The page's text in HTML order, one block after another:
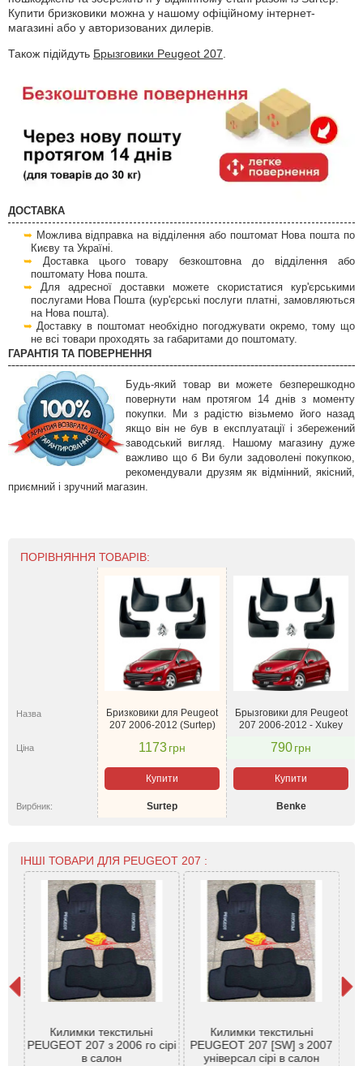
Купити бризковики можна у нашому офіційному інтернет-
магазині або у авторизованих дилерів.
Також підійдуть Брызговики Peugeot 207
ДОСТАВКА
Можлива відправка на відділення або поштомат Нова пошта по
Києву та Україні.
Доставка цього товару безкоштовна до відділення або
поштомату Нова пошта.
Для адресної доставки можете скористатися кур'єрськими
послугами Нова Пошта (кур'єрські послуги платні, замовляються
на Нова пошта).
Доставку в поштомат необхідно погоджувати окремо, тому що
не всі товари проходять за габаритами до поштомату.
ГАРАНТІЯ ТА ПОВЕРНЕННЯ
Будь-який товар ви можете безперешкодно
повернути нам протягом 14 днів з моменту
покупки. Ми з радістю візьмемо його назад
якщо він не був в експлуатації і збережений
заводський вигляд. Нашому магазину дуже
важливо що б Ви були задоволені покупкою,
рекомендували друзям як відмінний, якісний,
приємний і зручний магазин.
ПОРІВНЯННЯ ТОВАРІВ:
Назва
Бризковики для Peugeot
207 2006-2012 (Surtep)
Брызговики для Peugeot
207 2006-2012 - Xukey
Ціна 1173грн 790грн
Купити Купити
Вирбник: Surtep Benke
ІНШІ ТОВАРИ ДЛЯ PEUGEOT 207 :
Килимки текстильні
PEUGEOT 207 з 2006 го сірі
в салон
Килимки текстильні
PEUGEOT 207 [SW] з 2007
універсал сірі в салон